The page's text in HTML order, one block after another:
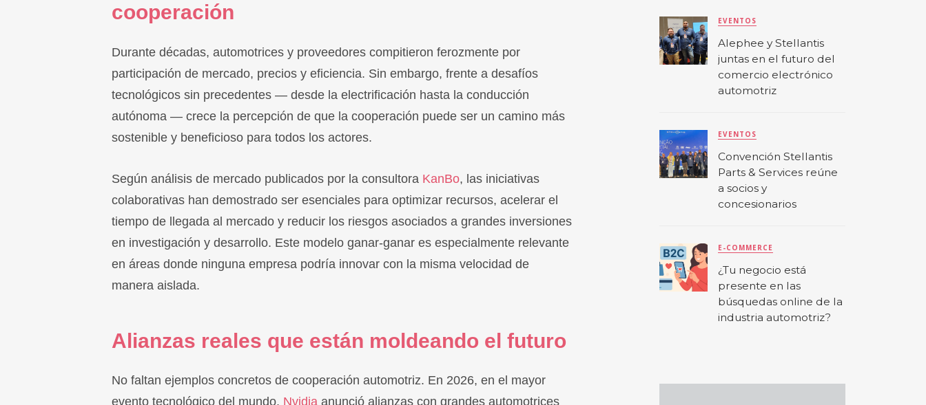
cooperación
Durante décadas, automotrices y proveedores compitieron ferozmente por
participación de mercado, precios y eficiencia. Sin embargo, frente a desafíos
tecnológicos sin precedentes — desde la electrificación hasta la conducción
autónoma — crece la percepción de que la cooperación puede ser un camino más
sostenible y beneficioso para todos los actores.
Según análisis de mercado publicados por la consultora KanBo, las iniciativas
colaborativas han demostrado ser esenciales para optimizar recursos, acelerar el
tiempo de llegada al mercado y reducir los riesgos asociados a grandes inversiones
en investigación y desarrollo. Este modelo ganar-ganar es especialmente relevante
en áreas donde ninguna empresa podría innovar con la misma velocidad de
manera aislada.
Alianzas reales que están moldeando el futuro
No faltan ejemplos concretos de cooperación automotriz. En 2026, en el mayor
evento tecnológico del mundo, Nvidia anunció alianzas con grandes automotrices
EVENTOS
Alephee y Stellantis
juntas en el futuro del
comercio electrónico
automotriz
EVENTOS
Convención Stellantis
Parts & Services reúne
a socios y
concesionarios
E-COMMERCE
¿Tu negocio está
presente en las
búsquedas online de la
industria automotriz?